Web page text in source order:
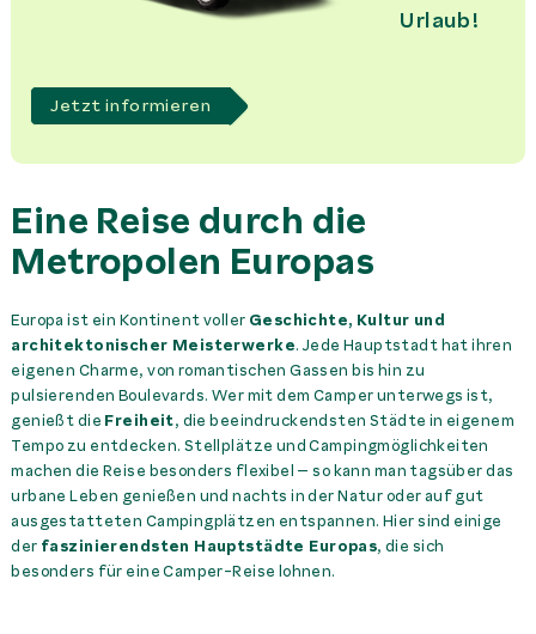
Urlaub!
Jetzt informieren
Eine Reise durch die
Metropolen Europas
Europa ist ein Kontinent voller Geschichte, Kultur und
architektonischer Meisterwerke. Jede Hauptstadt hat ihren
eigenen Charme, von romantischen Gassen bis hin zu
pulsierenden Boulevards. Wer mit dem Camper unterwegs ist,
genießt die Freiheit, die beeindruckendsten Städte in eigenem
Tempo zu entdecken. Stellplätze und Campingmöglichkeiten
machen die Reise besonders flexibel – so kann man tagsüber das
urbane Leben genießen und nachts in der Natur oder auf gut
ausgestatteten Campingplätzen entspannen. Hier sind einige
der faszinierendsten Hauptstädte Europas, die sich
besonders für eine Camper-Reise lohnen.